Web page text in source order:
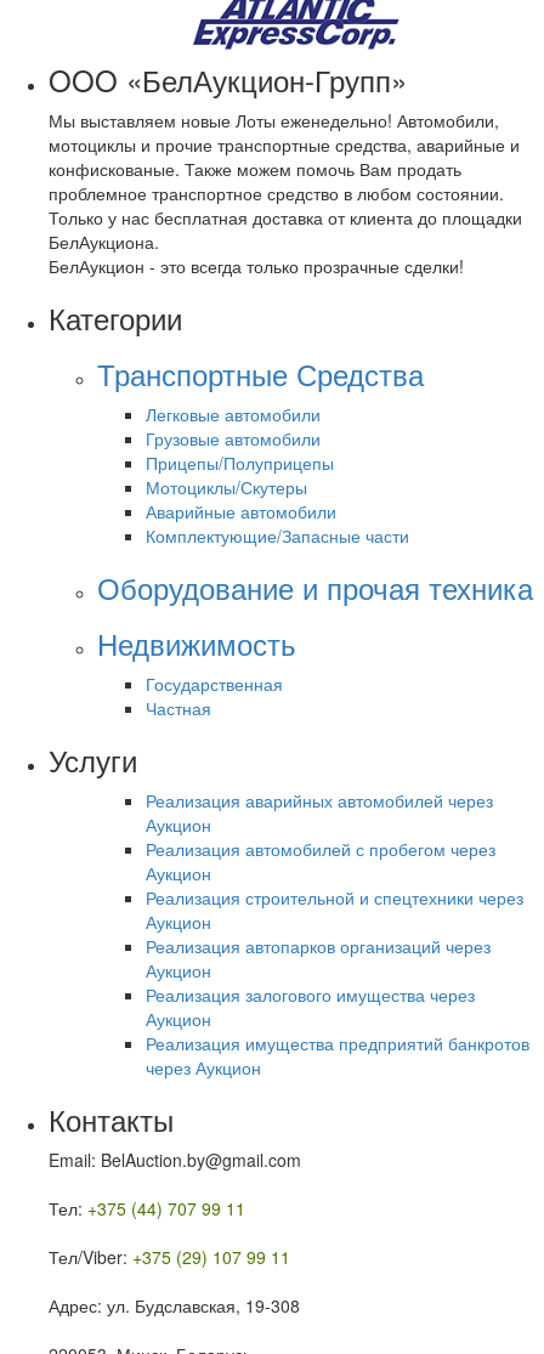
OOO «БелАукцион-Групп»
Мы выставляем новые Лоты еженедельно! Автомобили,
мотоциклы и прочие транспортные средства, аварийные и
конфискованые. Также можем помочь Вам продать
проблемное транспортное средство в любом состоянии.
Только у нас бесплатная доставка от клиента до площадки
БелАукциона.
БелАукцион - это всегда только прозрачные сделки!
Категории
Транспортные Средства
Легковые автомобили
Грузовые автомобили
Прицепы/Полуприцепы
Мотоциклы/Скутеры
Аварийные автомобили
Комплектующие/Запасные части
Оборудование и прочая техника
Недвижимость
Государственная
Частная
Услуги
Реализация аварийных автомобилей через
Аукцион
Реализация автомобилей с пробегом через
Аукцион
Реализация строительной и спецтехники через
Аукцион
Реализация автопарков организаций через
Аукцион
Реализация залогового имущества через
Аукцион
Реализация имущества предприятий банкротов
через Аукцион
Контакты
Email: BelAuction.by@gmail.com
Тел: +375 (44) 707 99 11
Тел/Viber: +375 (29) 107 99 11
Адрес: ул. Будславская, 19-308